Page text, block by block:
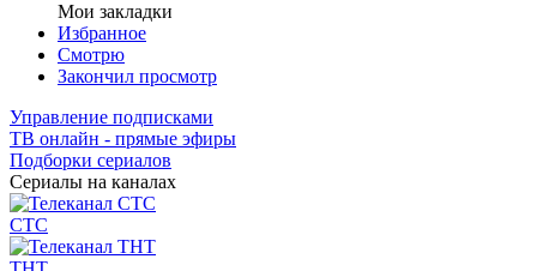
Мои закладки
Избранное
Смотрю
Закончил просмотр
Управление подписками
ТВ онлайн - прямые эфиры
Подборки сериалов
Сериалы на каналах
СТС